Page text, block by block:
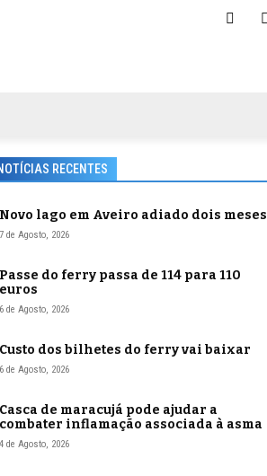
RECENTES
Novo lago em Aveiro adiado dois meses
7 de Agosto, 2026
Passe do ferry passa de 114 para 110
euros
6 de Agosto, 2026
Custo dos bilhetes do ferry vai baixar
6 de Agosto, 2026
Casca de maracujá pode ajudar a
combater inflamação associada à asma
4 de Agosto, 2026